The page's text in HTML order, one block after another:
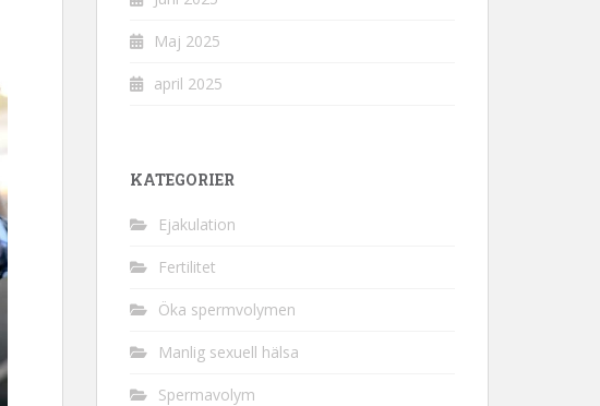
Maj 2025
april 2025
KATEGORIER
Ejakulation
Fertilitet
Öka spermvolymen
Manlig sexuell hälsa
Spermavolym